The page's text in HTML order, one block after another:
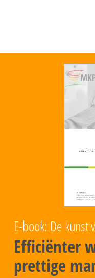
E-book: De kunst
Efficiënter
prettige